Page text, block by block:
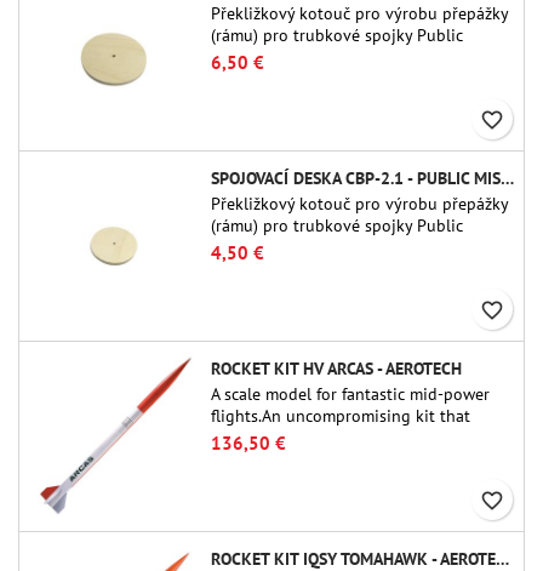
Překližkový kotouč pro výrobu přepážky
(rámu) pro trubkové spojky Public
Missiles Ltd. o průměru 75 mm (PT-
3.0/QT-3.0)
6,50 €
favorite_border
SPOJOVACÍ DESKA CBP-2.1 - PUBLIC MISSILES LTD.
Překližkový kotouč pro výrobu přepážky
(rámu) pro trubkové spojky Public
Missiles Ltd. o průměru 54 mm (PT-2.1
nebo QT-2.1)
4,50 €
favorite_border
ROCKET KIT HV ARCAS - AEROTECH
A scale model for fantastic mid-power
flights.An uncompromising kit that
allows you to build a replica of one of
the most famous sounding-rocket ever.
136,50 €
favorite_border
ROCKET KIT IQSY TOMAHAWK - AEROTECH